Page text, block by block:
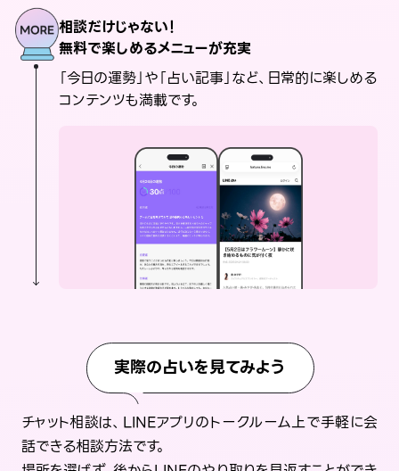
相談だけじゃない！
無料で楽しめるメニューが充実
「今日の運勢」や「占い記事」など、日常的に楽しめる
コンテンツも満載です。
実際の占いを見てみよう
チャット相談は、LINEアプリのトークルーム上で手軽に会
話できる相談方法です。